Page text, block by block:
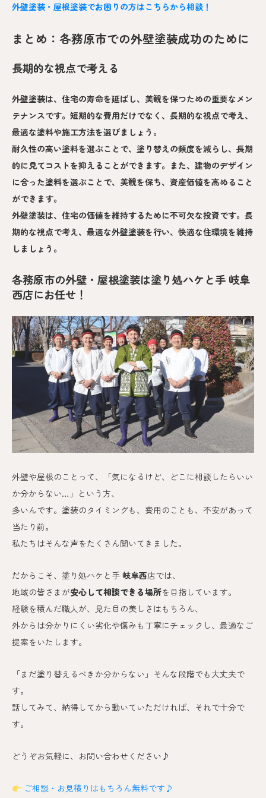
外壁塗装・屋根塗装でお困りの方はこちらから相談！
まとめ：各務原市での外壁塗装成功のために
長期的な視点で考える
外壁塗装は、住宅の寿命を延ばし、美観を保つための重要なメン
テナンスです。短期的な費用だけでなく、長期的な視点で考え、
最適な塗料や施工方法を選びましょう。
耐久性の高い塗料を選ぶことで、塗り替えの頻度を減らし、長期
的に見てコストを抑えることができます。また、建物のデザイン
に合った塗料を選ぶことで、美観を保ち、資産価値を高めること
ができます。
外壁塗装は、住宅の価値を維持するために不可欠な投資です。長
期的な視点で考え、最適な外壁塗装を行い、快適な住環境を維持
しましょう。
各務原市の外壁・屋根塗装は塗り処ハケと手 岐阜
西店にお任せ！
外壁や屋根のことって、「気になるけど、どこに相談したらいい
か分からない…」という方、
多いんです。 塗装のタイミングも、費用のことも、不安があって
当たり前。
私たちはそんな声をたくさん聞いてきました。
だからこそ、塗り処ハケと手 岐阜西店では、
地域の皆さまが安心して相談できる場所を目指しています。
経験を積んだ職人が、見た目の美しさはもちろん、
外からは分かりにくい劣化や傷みも丁寧にチェックし、最適なご
提案をいたします。
「まだ塗り替えるべきか分からない」そんな段階でも大丈夫で
す。
話してみて、納得してから動いていただければ、それで十分で
す。
どうぞお気軽に、お問い合わせください♪
ご相談・お見積りはもちろん無料です♪